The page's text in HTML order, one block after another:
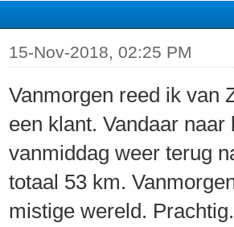
15-Nov-2018, 02:25 PM
Vanmorgen reed ik van
een klant. Vandaar
vanmiddag weer terug
totaal 53 km.
mistige wereld. Prachtig.